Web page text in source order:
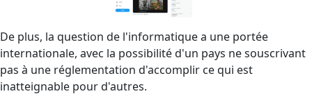
De plus, la question de l'informatique a une portée
internationale, avec la possibilité d'un pays ne souscrivant
pas à une réglementation d'accomplir ce qui est
inatteignable pour d'autres.